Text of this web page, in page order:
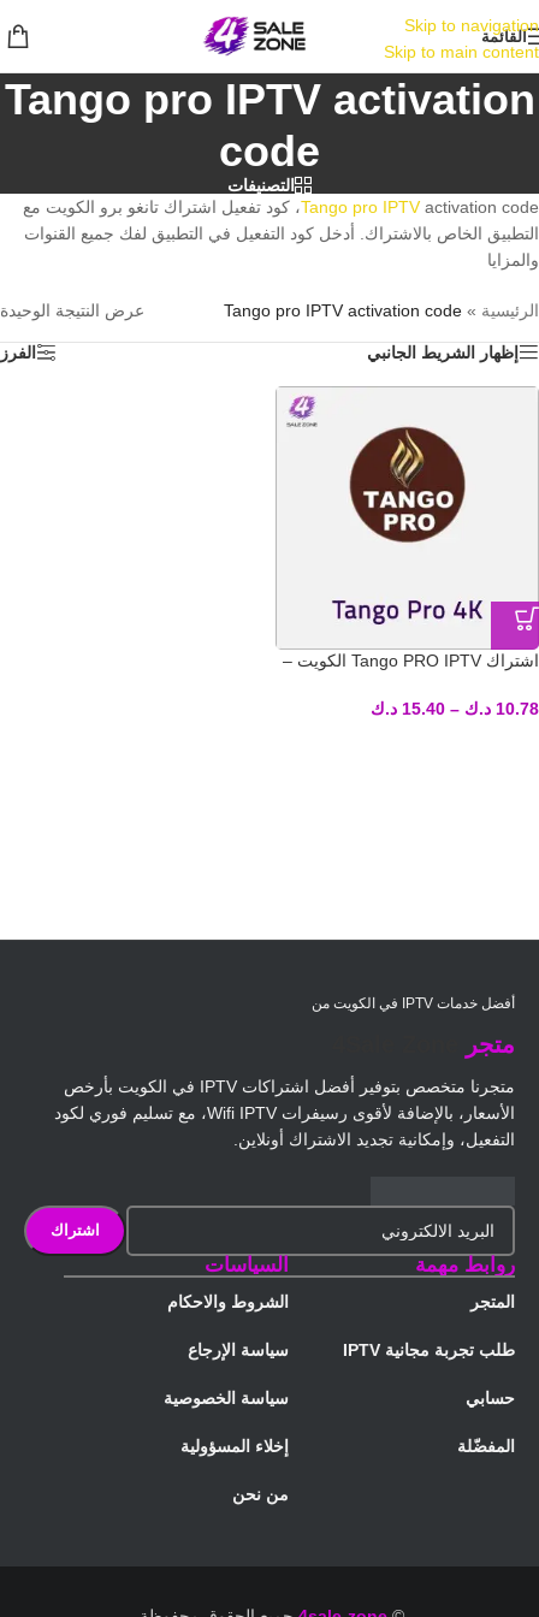
Skip to navigation
Skip to main content
القائمة
Tango pro IPTV activation
code
التصنيفات
Tango pro IPTVactivation code، كود تفعيل اشتراك تانغو برو الكويت مع
التطبيق الخاص بالاشتراك. أدخل كود التفعيل في التطبيق لفك جميع القنوات
والمزايا
الرئيسية »
Tango pro IPTV activation code عرض النتيجة الوحيدة
إظهار الشريط الجانبي الفرز
اشتراك Tango PRO IPTV الكويت –
10.78 د.ك –
15.40 د.ك
أفضل خدمات IPTV في الكويت من
متجر
متجرنا متخصص بتوفير أفضل اشتراكات IPTV في الكويت بأرخص
الأسعار، بالإضافة لأقوى رسيفرات Wifi IPTV، مع تسليم فوري لكود
التفعيل، وإمكانية تجديد الاشتراك أونلاين.
روابط مهمة
المتجر
طلب تجربة مجانية IPTV
حسابي
المفضّلة
السياسات
الشروط والاحكام
سياسة الإرجاع
سياسة الخصوصية
إخلاء المسؤولية
من نحن